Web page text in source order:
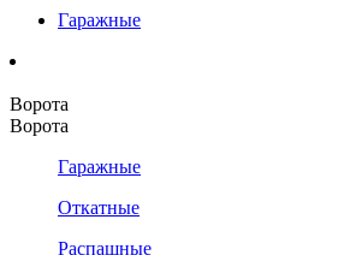
Гаражные
Ворота
Ворота
Гаражные
Откатные
Распашные